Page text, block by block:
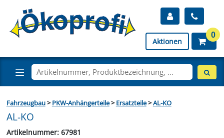
Aktionen
0
Fahrzeugbau>PKW-Anhängerteile>Ersatzteile>AL-KO
AL-KO
Artikelnummer: 67981